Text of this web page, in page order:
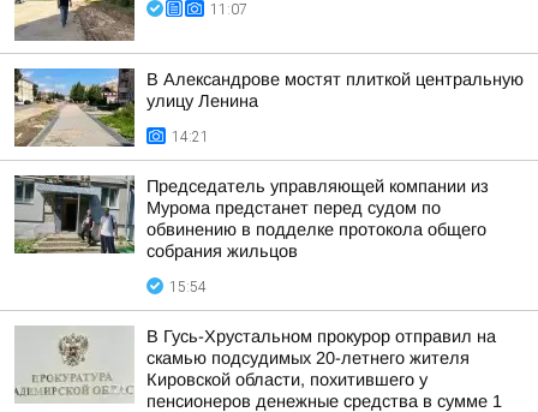
11:07
В Александрове мостят плиткой центральную
улицу Ленина
14:21
Председатель управляющей компании из
Мурома предстанет перед судом по
обвинению в подделке протокола общего
собрания жильцов
15:54
В Гусь-Хрустальном прокурор отправил на
скамью подсудимых 20-летнего жителя
Кировской области, похитившего у
пенсионеров денежные средства в сумме 1